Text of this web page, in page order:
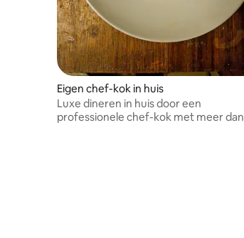
Eigen chef-kok in huis
Luxe dineren in huis door een
professionele chef-kok met meer dan